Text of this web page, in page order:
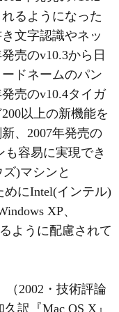
るようになった
文字認識やネッ
売のv10.3から日
ドネームのパン
売のv10.4タイガ
以上の新機能を
、2007年発売の
容易に実現でき
)マシンと
めにIntel(インテル)
XP、
ように配慮されて
（2002・技術評論
久訳『Mac OS X』